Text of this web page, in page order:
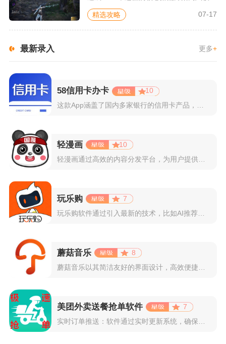
精选攻略 07-17
最新录入 更多+
58信用卡办卡
10
这款App涵盖了国内多家银行的信用卡产品，支持用户根据自己的...
轻漫画
10
轻漫画通过高效的内容分发平台，为用户提供高清、全彩的漫画阅读...
玩乐购
7
玩乐购软件通过引入最新的技术，比如AI推荐算法、AR试穿功能...
蘑菇音乐
8
美团外卖送餐抢单软件
7